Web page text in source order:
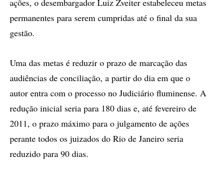
ações, o desembargador Luiz Zveiter estabeleceu metas
permanentes para serem cumpridas até o final da sua
gestão.
Uma das metas é reduzir o prazo de marcação das
audiências de conciliação, a partir do dia em que o
autor entra com o processo no Judiciário fluminense. A
redução inicial seria para 180 dias e, até fevereiro de
2011, o prazo máximo para o julgamento de ações
perante todos os juizados do Rio de Janeiro seria
reduzido para 90 dias.